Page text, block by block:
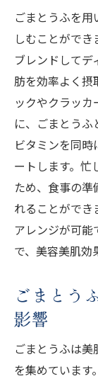
セサ
ふの
抗酸
セサ
美容
現代女性
用法
忙し
美容
日常
現代
うふ
ごま
ごまとう
ごまとうふを
しむことがで
ブレンドして
肪を効率よく摂
ックやクラッ
に、ごまとう
ビタミンを同
ートします。忙
ため、食事の
れることができ
アレンジが可能
で、美容美肌効
ごまとう
影響
ごまとうふは
を集めていま